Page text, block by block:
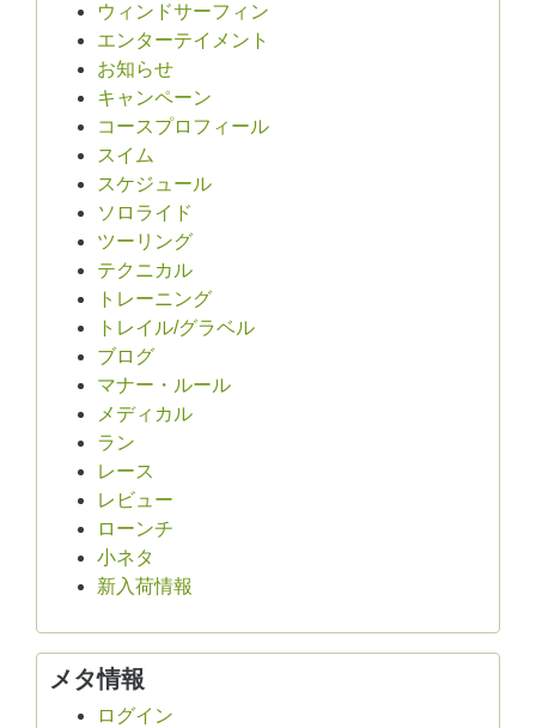
ウィンドサーフィン
エンターテイメント
お知らせ
キャンペーン
コースプロフィール
スイム
スケジュール
ソロライド
ツーリング
テクニカル
トレーニング
トレイル/グラベル
ブログ
マナー・ルール
メディカル
ラン
レース
レビュー
ローンチ
小ネタ
新入荷情報
メタ情報
ログイン